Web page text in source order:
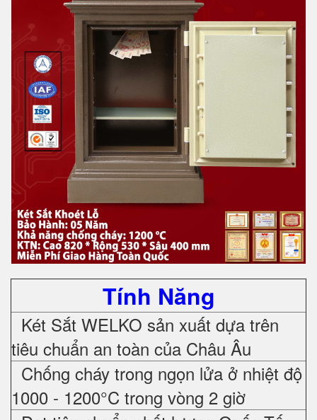
Tính Năng
Két Sắt WELKO sản xuất dựa trên
tiêu chuẩn an toàn của Châu Âu
Chống cháy trong ngọn lửa ở nhiệt độ
1000 - 1200°C trong vòng 2 giờ